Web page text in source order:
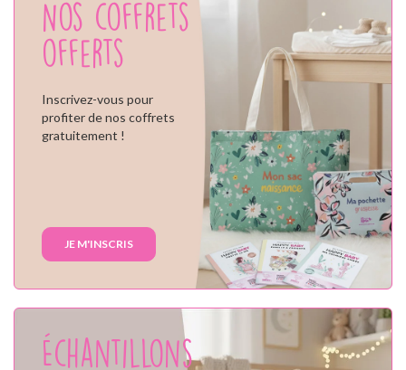
Nos coffrets
offerts
Inscrivez-vous pour
profiter de nos coffrets
gratuitement !
JE M'INSCRIS
Échantillons